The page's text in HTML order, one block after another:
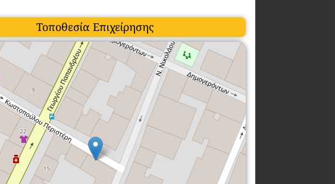
Τοποθεσία Επιχείρησης